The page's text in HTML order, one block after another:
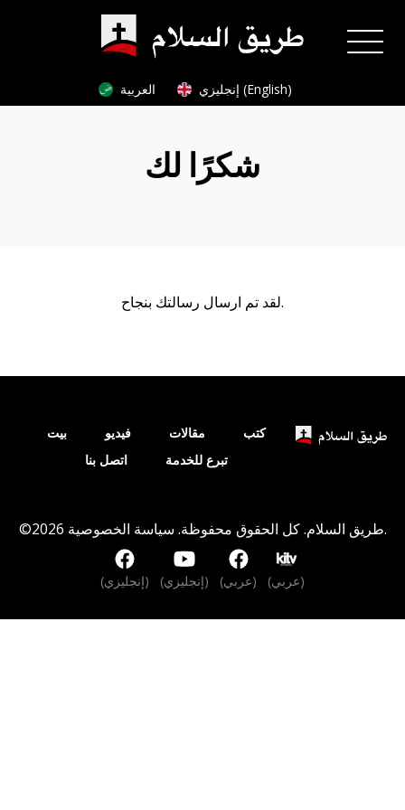
العربية إنجليزي (English)
شكرًا لك
لقد تم ارسال رسالتك بنجاح.
بيت فيديو مقالات
كتب
اتصل بنا
تبرع للخدمة
©2026 طريق السلام. كل الحقوق محفوظة. سياسة الخصوصية .
(إنجليزي) (إنجليزي) (عربي) (عربي)